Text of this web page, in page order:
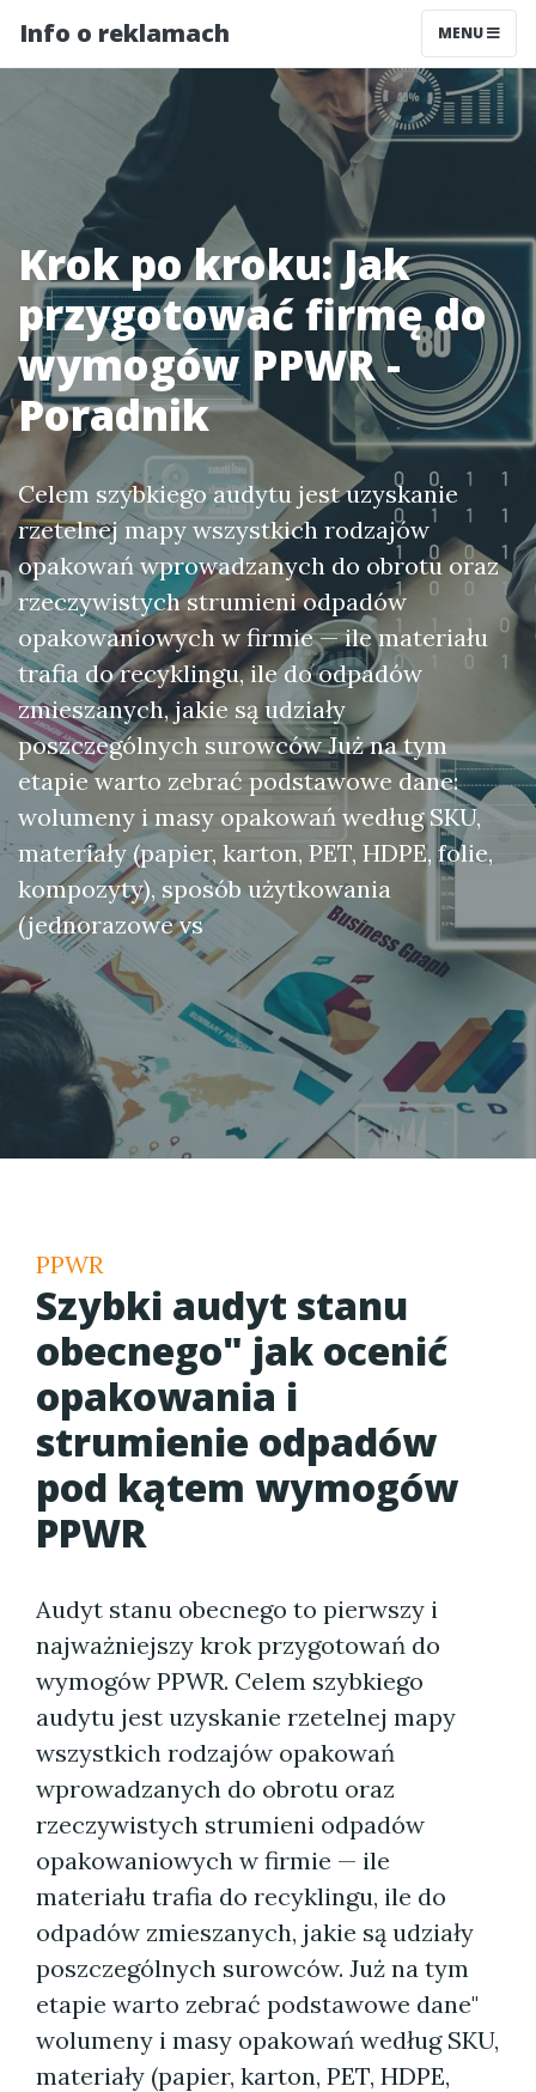
Info o reklamach MENU
Krok po kroku: Jak
przygotować firmę do
wymogów PPWR -
Poradnik
Celem szybkiego audytu jest uzyskanie
rzetelnej mapy wszystkich rodzajów
opakowań wprowadzanych do obrotu oraz
rzeczywistych strumieni odpadów
opakowaniowych w firmie — ile materiału
trafia do recyklingu, ile do odpadów
zmieszanych, jakie są udziały
poszczególnych surowców Już na tym
etapie warto zebrać podstawowe dane:
wolumeny i masy opakowań według SKU,
materiały (papier, karton, PET, HDPE, folie,
kompozyty), sposób użytkowania
(jednorazowe vs
PPWR
Szybki audyt stanu
obecnego" jak ocenić
opakowania i
strumienie odpadów
pod kątem wymogów
PPWR
Audyt stanu obecnego to pierwszy i
najważniejszy krok przygotowań do
wymogów PPWR. Celem szybkiego
audytu jest uzyskanie rzetelnej mapy
wszystkich rodzajów opakowań
wprowadzanych do obrotu oraz
rzeczywistych strumieni odpadów
opakowaniowych w firmie — ile
materiału trafia do recyklingu, ile do
odpadów zmieszanych, jakie są udziały
poszczególnych surowców. Już na tym
etapie warto zebrać podstawowe dane"
wolumeny i masy opakowań według SKU,
materiały (papier, karton, PET, HDPE,